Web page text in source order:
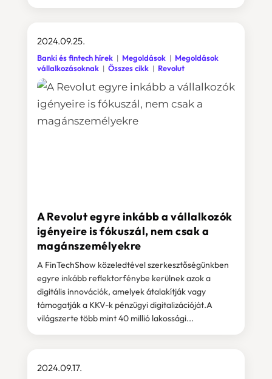
A Revolut egyre inkább a vállalkozók
igényeire is fókuszál, nem csak a
magánszemélyekre
2024.09.25.
Banki és fintech hírek Megoldások
Megoldások
vállalkozásoknak
Összes cikk Revolut
A FinTechShow közeledtével szerkesztőségünkben
egyre inkább reflektorfénybe kerülnek azok a
digitális innovációk, amelyek átalakítják vagy
támogatják a KKV-k pénzügyi digitalizációját.A
világszerte több mint 40 millió lakossági...
2024.09.17.